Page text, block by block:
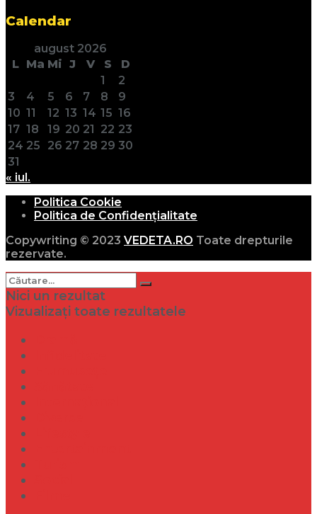
Calendar
august 2026
L Ma Mi J V S
D
1
2
3
4 5 6 7 8
9
10 11 12 13 14 15 16
17 18 19 20 21 22 23
24 25 26 27 28 29 30
31
« iul.
Politica Cookie
Politica de Confidențialitate
Copywriting © 2023 VEDETA.RO Toate drepturile
rezervate.
Nici un rezultat
Vizualizați toate rezultatele